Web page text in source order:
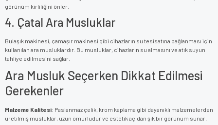
görünüm kirliliğini önler.
4. Çatal Ara Musluklar
Bulaşık makinesi, çamaşır makinesi gibi cihazların su tesisatına bağlanması için
kullanılan ara musluklardır. Bu musluklar, cihazların su almasını ve atık suyun
tahliye edilmesini sağlar.
Ara Musluk Seçerken Dikkat Edilmesi
Gerekenler
Malzeme Kalitesi: Paslanmaz çelik, krom kaplama gibi dayanıklı malzemelerden
üretilmiş musluklar, uzun ömürlüdür ve estetik açıdan şık bir görünüm sunar.